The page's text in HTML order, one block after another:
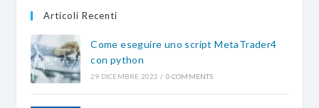
Articoli Recenti
Come eseguire uno script MetaTrader4
con python
29 DICEMBRE 2022 / 0 COMMENTS